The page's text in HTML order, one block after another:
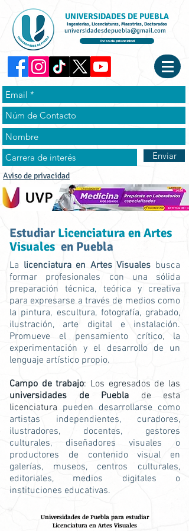
UNIVERSIDADES DE PUEBLA
Ingenierías, Licenciaturas, Maestrías, Doctorados
universidadesdepuebla@gmail.com
Aviso de privacidad
Enviar
Aviso de privacidad
EstudiarLicenciatura en Artes
Visuales en Puebla
La licenciatura en Artes Visuales busca
formar profesionales con una sólida
preparación técnica, teórica y creativa
para expresarse a través de medios como
la pintura, escultura, fotografía, grabado,
ilustración, arte digital e instalación.
Promueve el pensamiento crítico, la
experimentación y el desarrollo de un
lenguaje artístico propio.
Campo de trabajo: Los egresados de las
universidades de Puebla de esta
licenciatura pueden desarrollarse como
artistas independientes, curadores,
ilustradores, docentes, gestores
culturales, diseñadores visuales o
productores de contenido visual en
galerías, museos, centros culturales,
editoriales, medios digitales o
instituciones educativas.
Universidades de Puebla para estudiar
Licenciatura en Artes Visuales